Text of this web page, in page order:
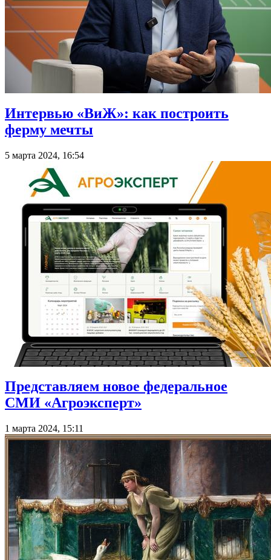
Интервью «ВиЖ»: как построить
ферму мечты
5 марта 2024, 16:54
Представляем новое федеральное
СМИ «Агроэксперт»
1 марта 2024, 15:11